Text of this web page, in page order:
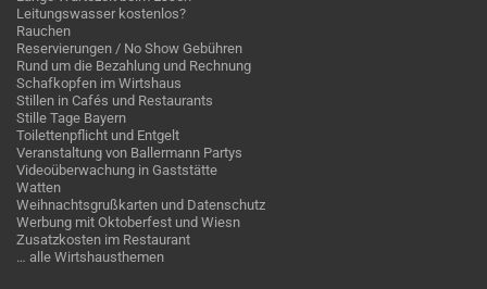
Leitungswasser kostenlos?
Rauchen
Reservierungen / No Show Gebühren
Rund um die Bezahlung und Rechnung
Schafkopfen im Wirtshaus
Stillen in Cafés und Restaurants
Stille Tage Bayern
Toilettenpflicht und Entgelt
Veranstaltung von Ballermann Partys
Videoüberwachung in Gaststätte
Watten
Weihnachtsgrußkarten und Datenschutz
Werbung mit Oktoberfest und Wiesn
Zusatzkosten im Restaurant
… alle Wirtshausthemen